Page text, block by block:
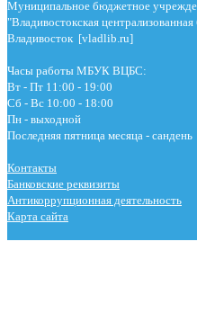
Муниципальное бюджетное
"Владивостокская
Владивосток [vladlib.ru]
Часы работы МБУК ВЦБС:
Вт - Пт 11:00 - 19:00
Сб - Вс 10:00 - 18:00
Пн - выходной
Последняя пятница месяца - сандень
Контакты
Банковские реквизиты
Антикоррупционная деятельность
Карта сайта